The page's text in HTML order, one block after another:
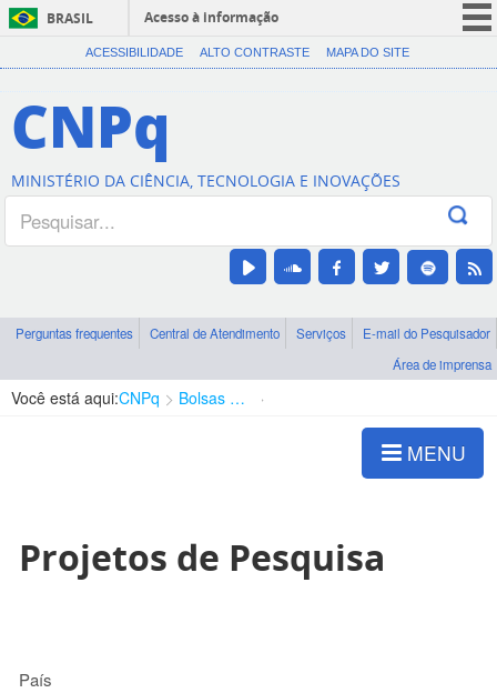
BRASIL
Acesso à informação
CORONAVÍRUS (COVID-19)
Canais
ACESSIBILIDADE ALTO CONTRASTE MAPA DO SITE
CNPq
MINISTÉRIO DA CIÊNCIA, TECNOLOGIA E INOVAÇÕES
Perguntas frequentes Central de Atendimento Serviços
E-mail do Pesquisador
Área de imprensa
Você está aqui:CNPq Bolsas e Auxílios Vigentes
MENU
Projetos de Pesquisa
País